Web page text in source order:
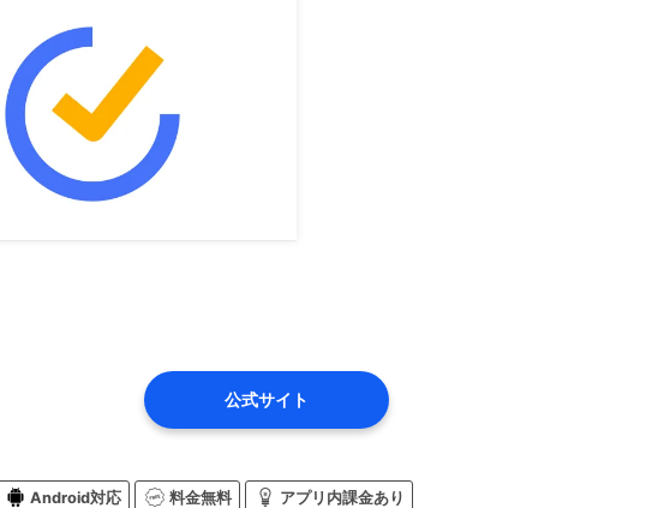
公式サイト
Android対応 料金無料 アプリ内課金あり